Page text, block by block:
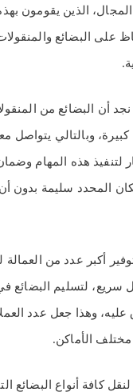
المجال، الذين يقومون
على البضائع
أن البضائع من
كبيرة، وبالتالي يتواصل
لتنفيذ هذه المهام
المحدد سليمة بدون
أكبر عدد من العمالة
سريع، لتسليم البضائع
عليه، وهذا جعل عدد
الأماكن.
كافة أنواع البضائع